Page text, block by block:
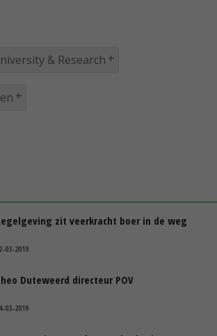
& Research
zit veerkracht boer in de weg
03-2019
Duteweerd directeur POV
03-2019